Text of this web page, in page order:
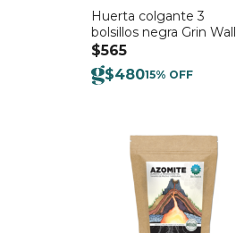
Huerta colgante 3
bolsillos negra Grin Wall
$565
$48015% OFF